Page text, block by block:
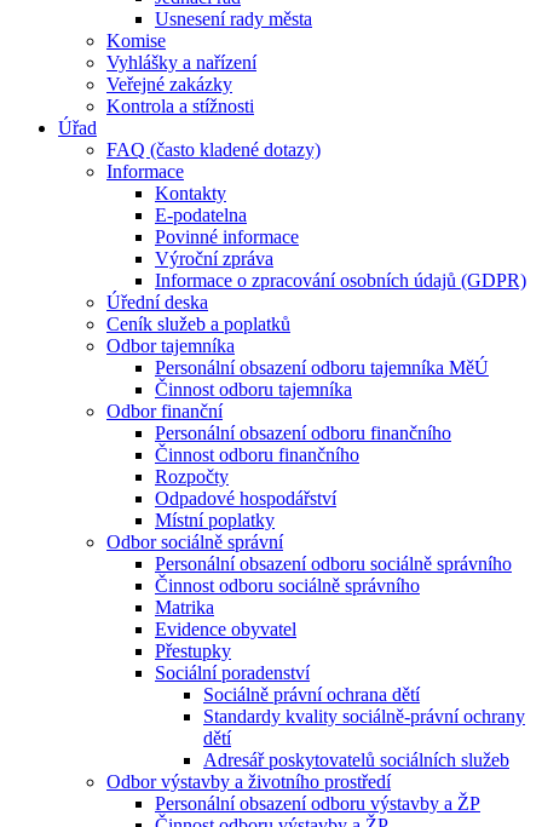
Usnesení rady města
Komise
Vyhlášky a nařízení
Veřejné zakázky
Kontrola a stížnosti
Úřad
FAQ (často kladené dotazy)
Informace
Kontakty
E-podatelna
Povinné informace
Výroční zpráva
Informace o zpracování osobních údajů (GDPR)
Úřední deska
Ceník služeb a poplatků
Odbor tajemníka
Personální obsazení odboru tajemníka MěÚ
Činnost odboru tajemníka
Odbor finanční
Personální obsazení odboru finančního
Činnost odboru finančního
Rozpočty
Odpadové hospodářství
Místní poplatky
Odbor sociálně správní
Personální obsazení odboru sociálně správního
Činnost odboru sociálně správního
Matrika
Evidence obyvatel
Přestupky
Sociální poradenství
Sociálně právní ochrana dětí
Standardy kvality sociálně-právní ochrany
dětí
Adresář poskytovatelů sociálních služeb
Odbor výstavby a životního prostředí
Personální obsazení odboru výstavby a ŽP